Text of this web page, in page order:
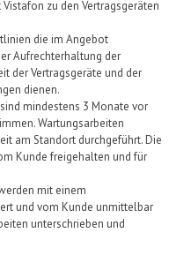
Vistafon zu den Vertragsgeräten
die im Angebot
Aufrechterhaltung der
der Vertragsgeräte und der
dienen.
mindestens 3 Monate vor
Wartungsarbeiten
am Standort durchgeführt. Die
Kundefreigehalten und für
mit einem
und vom Kunde unmittelbar
unterschrieben und